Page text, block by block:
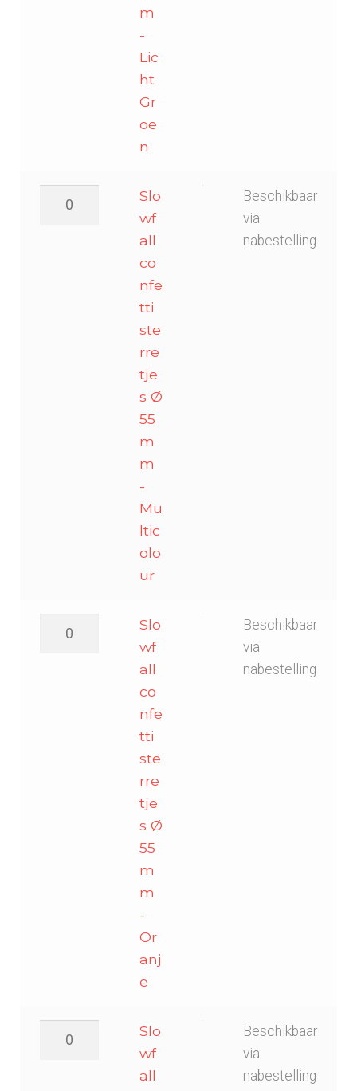
m
-
Lic
ht
Gr
oe
n
Slo
wf
all
co
nfe
tti
ste
rre
tje
s Ø
55
m
m
-
Mu
ltic
olo
ur
Beschikbaar
via
nabestelling
Slo
wf
all
co
nfe
tti
ste
rre
tje
s Ø
55
m
m
-
Or
anj
e
Beschikbaar
via
nabestelling
Slo
wf
all
Beschikbaar
via
nabestelling